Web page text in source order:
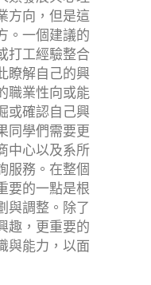
方向，但是這
。一個建議的
打工經驗整合
瞭解自己的興
職業性向或能
或確認自己興
同學們需要更
中心以及系所
服務。在整個
要的一點是根
與調整。除了
趣，更重要的
與能力，以面